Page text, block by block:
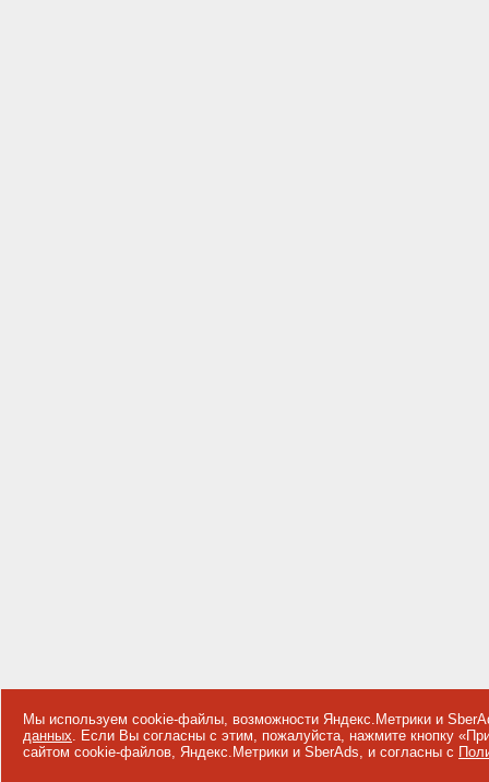
Мы используем cookie-файлы, возможности Яндекс.Метрики и
данных. Если Вы согласны с этим, пожалуйста, нажмите кнопку
сайтом cookie-файлов, Яндекс.Метрики и SberAds, и согласны с